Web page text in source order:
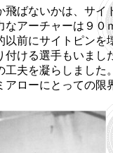
ばないかは、サイ
アーチャーは９０
前にサイトピンを
ける選手もいまし
夫を凝らしました
ローにとっての